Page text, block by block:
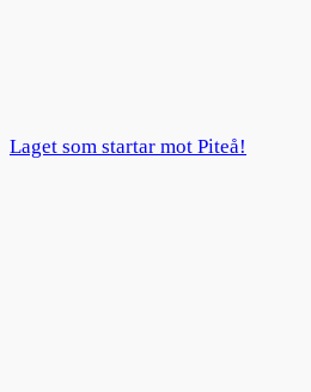
Laget som startar mot Piteå!